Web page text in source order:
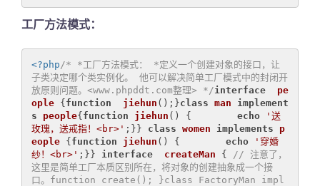
工厂方法模式：
<?php /* *工厂方法模式： *定义一个创建对象的接口，让
子类决定哪个类实例化。 他可以解决简单工厂模式中的封闭开
放原则问题。<www.phpddt.com整理> */interface
pe
ople { function jiehun () ;}class man
implement
s
people{ function jiehun () { echo
'送
玫瑰，送戒指！<br>' ;}} class women implements
p
eople { function jiehun () { echo
'穿婚
纱！<br>' ;}} interface createMan {
// 注意了，
这里是简单工厂本质区别所在，将对象的创建抽象成一个接
口。function create(); }class FactoryMan impl